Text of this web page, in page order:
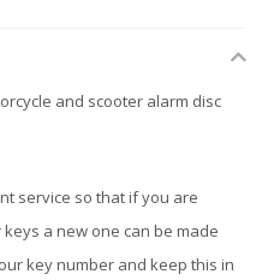
and scooter alarm disc
service so that if you are
a new one can be made
key number and keep this in